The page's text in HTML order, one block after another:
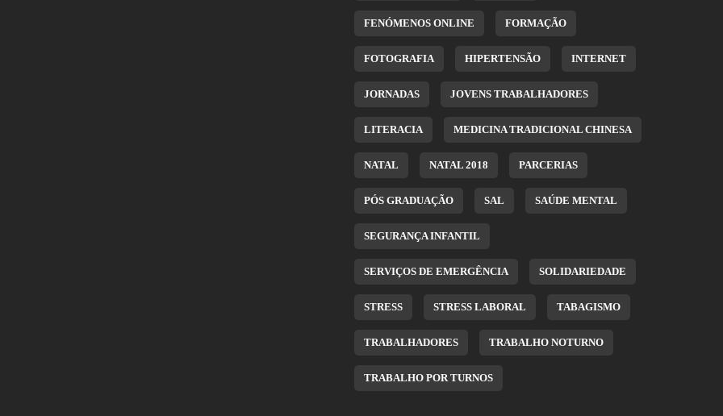
FENÓMENOS ONLINE FORMAÇÃO
FOTOGRAFIA HIPERTENSÃO INTERNET
JORNADAS JOVENS TRABALHADORES
LITERACIA MEDICINA TRADICIONAL CHINESA
NATAL NATAL 2018 PARCERIAS
PÓS GRADUAÇÃO SAL SAÚDE MENTAL
SEGURANÇA INFANTIL
SERVIÇOS DE EMERGÊNCIA SOLIDARIEDADE
STRESS STRESS LABORAL TABAGISMO
TRABALHADORES TRABALHO NOTURNO
TRABALHO POR TURNOS